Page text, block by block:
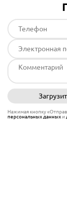
Нажимая кнопку
персональных данныхи